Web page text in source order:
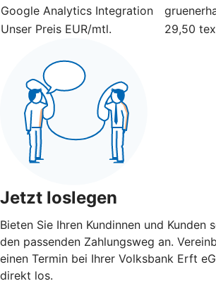
Google Analytics Integration
Unser Preis EUR/mtl.
29,50
Jetzt loslegen
Bieten Sie Ihren Kundinnen und Kunden
den passenden Zahlungsweg an.
einen Termin bei Ihrer Volksbank Erft
direkt los.